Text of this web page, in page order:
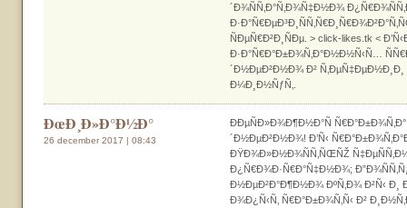
´Ð¾ÑÑ‚Ð°Ñ‚Ð¾Ñ‡Ð½Ð¾
ÑÐµÑ€Ð²Ð¸ÑÐµ. > click-likes.tk <
Ð·Ð°Ñ€Ð°Ð±Ð¾Ñ‚Ð°Ð½Ð½Ñ‹Ñ…
´Ð½ÐµÐ²Ð½Ð¾ Ð²
Ð¼Ð¸Ð½ÑƒÑ‚.
ÐœÐ¸Ð»Ð°Ð½Ð°
26 december 2017 | 08:43
ÐÐµÑÐ»Ð¾Ð¶Ð½Ð°Ñ
´Ð½ÐµÐ²Ð½Ð¾! Ð’Ñ‹
ÐŸÐ¾Ð»Ð½Ð¾ÑÑ‚ÑŒÑŽ
Ð¿Ñ€Ð¾Ð·Ñ€Ð°Ñ‡Ð½Ð¾;
Ð½ÐµÐ²Ð°Ð¶Ð½Ð¾ ÐºÑ‚Ð¾ Ð²Ñ‹ Ð¸
Ð¾Ð¿Ñ‹Ñ‚ Ñ€Ð°Ð±Ð¾Ñ‚Ñ‹ Ð²